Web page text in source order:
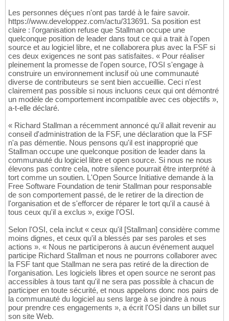
Les personnes déçues n'ont pas tardé à le faire savoir.
https://www.developpez.com/actu/313691. Sa position est
claire : l'organisation refuse que Stallman occupe une
quelconque position de leader dans tout ce qui a trait à l'open
source et au logiciel libre, et ne collaborera plus avec la FSF si
ces deux exigences ne sont pas satisfaites. « Pour réaliser
pleinement la promesse de l'open source, l'OSI s'engage à
construire un environnement inclusif où une communauté
diverse de contributeurs se sent bien accueillie. Ceci n'est
clairement pas possible si nous incluons ceux qui ont démontré
un modèle de comportement incompatible avec ces objectifs »,
a-t-elle déclaré.
« Richard Stallman a récemment annoncé qu'il allait revenir au
conseil d'administration de la FSF, une déclaration que la FSF
n'a pas démentie. Nous pensons qu'il est inapproprié que
Stallman occupe une quelconque position de leader dans la
communauté du logiciel libre et open source. Si nous ne nous
élevons pas contre cela, notre silence pourrait être interprété à
tort comme un soutien. L'Open Source Initiative demande à la
Free Software Foundation de tenir Stallman pour responsable
de son comportement passé, de le retirer de la direction de
l'organisation et de s'efforcer de réparer le tort qu'il a causé à
tous ceux qu'il a exclus », exige l'OSI.
Selon l'OSI, cela inclut « ceux qu'il [Stallman] considère comme
moins dignes, et ceux qu'il a blessés par ses paroles et ses
actions ». « Nous ne participerons à aucun événement auquel
participe Richard Stallman et nous ne pourrons collaborer avec
la FSF tant que Stallman ne sera pas retiré de la direction de
l'organisation. Les logiciels libres et open source ne seront pas
accessibles à tous tant qu'il ne sera pas possible à chacun de
participer en toute sécurité, et nous appelons donc nos pairs de
la communauté du logiciel au sens large à se joindre à nous
pour prendre ces engagements », a écrit l'OSI dans un billet sur
son site Web.